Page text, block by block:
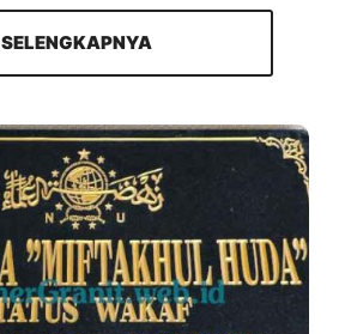
SELENGKAPNYA